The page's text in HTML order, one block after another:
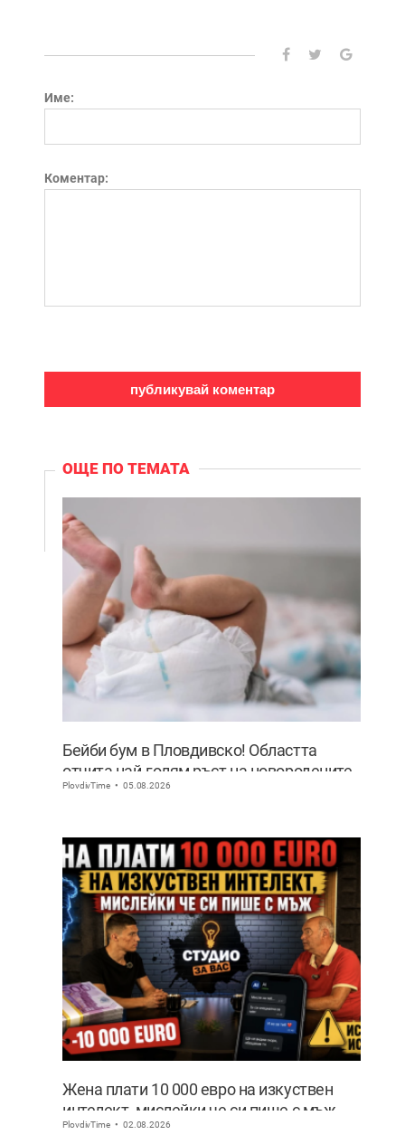
Име:
Коментар:
ОЩЕ ПО ТЕМАТА
Бейби бум в Пловдивско! Областта
отчита най-голям ръст на новородените
извън София
PlovdivTime 05.08.2026
Жена плати 10 000 евро на изкуствен
интелект, мислейки че си пише с мъж
ВИДЕО
PlovdivTime 02.08.2026